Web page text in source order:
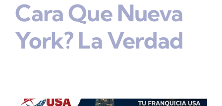
Cara Que Nueva
York? La Verdad